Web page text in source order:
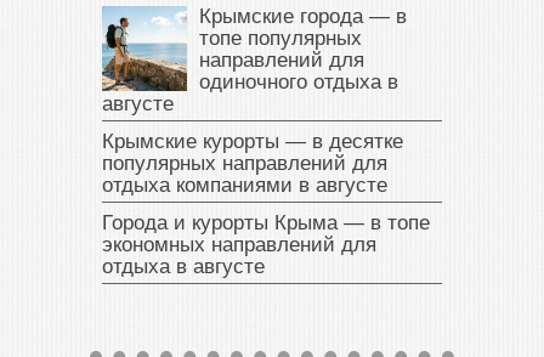
Крымские города — в
топе популярных
направлений для
одиночного отдыха в
августе
Крымские курорты — в десятке
популярных направлений для
отдыха компаниями в августе
Города и курорты Крыма — в топе
экономных направлений для
отдыха в августе